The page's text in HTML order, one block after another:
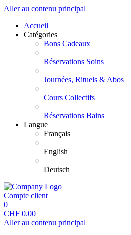
Aller au contenu principal
Accueil
Catégories
Bons Cadeaux
Réservations Soins
Journées, Rituels & Abos
Cours Collectifs
Réservations Bains
Langue
Français
English
Deutsch
Compte client
0
CHF 0.00
Aller au contenu principal